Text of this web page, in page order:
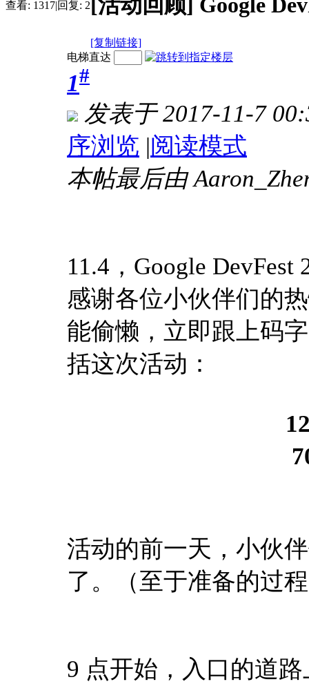
查看: 1317|回复: 2[活动回顾] Google
[复制链接]
电梯直达
1#
发表于 2017-11-7
序浏览 |阅读模式
本帖最后由
11.4，Google
感谢各位小伙伴们的
能偷懒，立即跟上码
括这次活动：
活动的前一天，小伙
了。（至于准备的过
9 点开始，入口的道